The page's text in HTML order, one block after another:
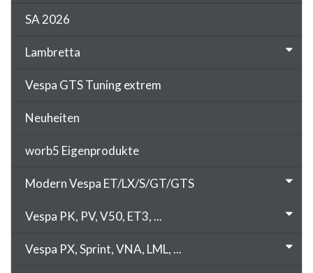
SA 2026
Lambretta
Vespa GTS Tuning extrem
Neuheiten
worb5 Eigenprodukte
Modern Vespa ET/LX/S/GT/GTS
Vespa PK, PV, V50, ET3, ...
Vespa PX, Sprint, VNA, LML, ...